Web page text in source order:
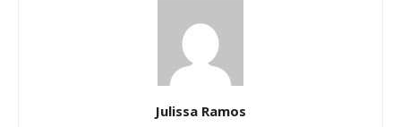
Julissa Ramos